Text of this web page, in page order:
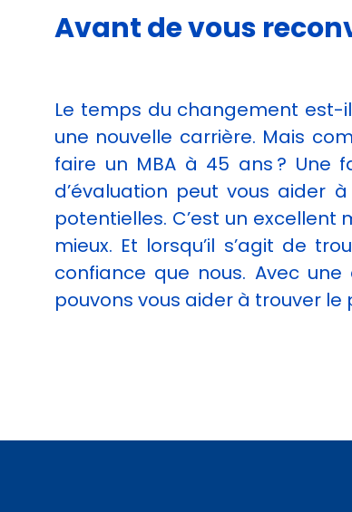
Avant de vous
Le temps du changement est-
une nouvelle carrière. Mais
faire un MBA à 45 ans ? Une
d’évaluation peut vous aider
potentielles. C’est un
mieux. Et lorsqu’il s’agit de
confiance que nous. Avec
pouvons vous aider à trouver